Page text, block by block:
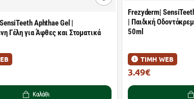
Aphthae Gel |
Γέλη για Άφθες και Στοματικά
Καλάθι
Frezyderm|
| Παιδική
50ml
ΤΙΜΗ WEB
3.49€